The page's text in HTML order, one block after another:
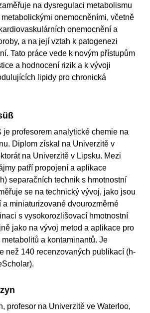
na dysregulaci metabolismu
metabolickými onemocněními, včetně
onemocnění a
a na její vztah k patogenezi
Tato práce vede k novým přístupům
a hodnocení rizik a k vývoji
lipidy pro chronická
profesorem analytické chemie na
Diplom získal na Univerzitě v
na Univerzitě v Lipsku. Mezi
patří propojení a aplikace
separačních technik s hmotnostní
se na technický vývoj, jako jsou
a miniaturizované dvourozměrné
s vysokorozlišovací hmotnostní
jako na vývoj metod a aplikace pro
a kontaminantů. Je
než 140 recenzovaných publikací (h-
profesor na Univerzitě ve Waterloo,